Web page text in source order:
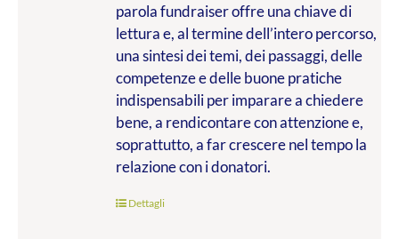
parola fundraiser offre una chiave di
lettura e, al termine dell’intero percorso,
una sintesi dei temi, dei passaggi, delle
competenze e delle buone pratiche
indispensabili per imparare a chiedere
bene, a rendicontare con attenzione e,
soprattutto, a far crescere nel tempo la
relazione con i donatori.
Dettagli